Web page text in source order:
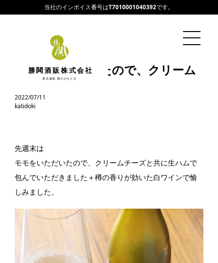
当社のインボイス番号はT7010001040392です。
勝鬨酒販株式会社
東京築地 酒のかちどき
モモをいただいたので、クリーム
チーズと共に…
2022/07/11
katidoki
先週末は
モモをいただいたので、クリームチーズと共に生ハムで
包んでいただきました＋樽の香りが効いた白ワインで愉
しみました。